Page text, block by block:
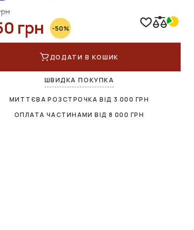
грн -50%
ДОДАТИ В КОШИК
ШВИДКА ПОКУПКА
МИТТЄВА РОЗСТРОЧКА ВІД 3 000 ГРН
ОПЛАТА ЧАСТИНАМИ ВІД8 000 ГРН